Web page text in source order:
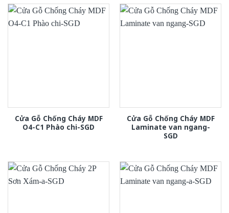
Cửa Gỗ Chống Cháy MDF
O4-C1 Phào chi-SGD
Cửa Gỗ Chống Cháy MDF
Laminate van ngang-
SGD